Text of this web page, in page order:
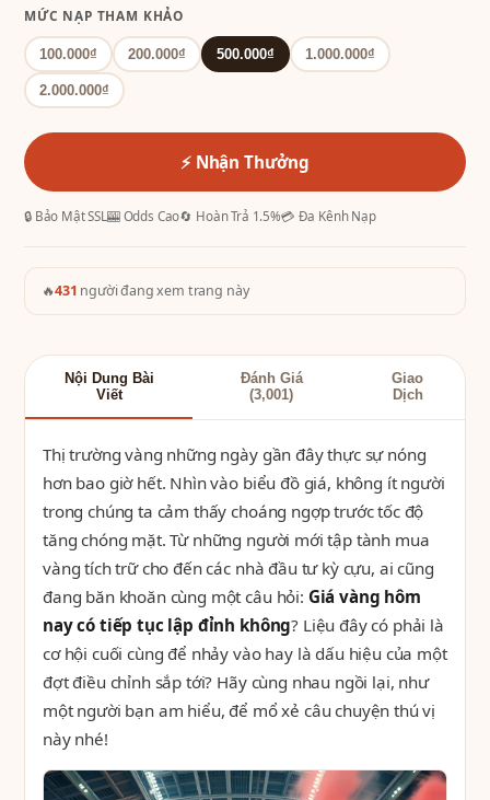
MỨC NẠP THAM KHẢO
100.000₫ 200.000₫ 500.000₫ 1.000.000₫
2.000.000₫
⚡ Nhận Thưởng
🔒 Bảo Mật SSL🎰 Odds Cao🔄 Hoàn Trả 1.5%💳 Đa Kênh Nạp
🔥431 người đang xem trang này
Nội Dung Bài
Viết
Đánh Giá
(3,001)
Giao
Dịch
Thị trường vàng những ngày gần đây thực sự nóng
hơn bao giờ hết. Nhìn vào biểu đồ giá, không ít người
trong chúng ta cảm thấy choáng ngợp trước tốc độ
tăng chóng mặt. Từ những người mới tập tành mua
vàng tích trữ cho đến các nhà đầu tư kỳ cựu, ai cũng
đang băn khoăn cùng một câu hỏi: Giá vàng hôm
nay có tiếp tục lập đỉnh không? Liệu đây có phải là
cơ hội cuối cùng để nhảy vào hay là dấu hiệu của một
đợt điều chỉnh sắp tới? Hãy cùng nhau ngồi lại, như
một người bạn am hiểu, để mổ xẻ câu chuyện thú vị
này nhé!